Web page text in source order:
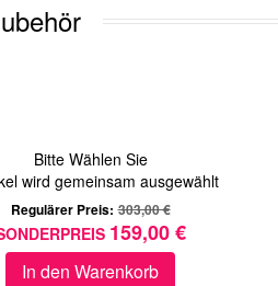
Bitte Wählen Sie
wird gemeinsam ausgewählt
Regulärer Preis: 303,00 €
159,00 €
In den Warenkorb